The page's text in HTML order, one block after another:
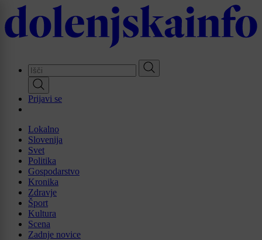
Skip
to
main
Prijavi se
Lokalno
Slovenija
Svet
Politika
Gospodarstvo
Kronika
Zdravje
Šport
Kultura
Scena
Zadnje novice